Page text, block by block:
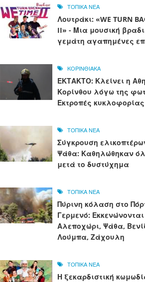
ΤΟΠΙΚΑ ΝΕΑ
Λουτράκι: «WE TURN
II» - Μια μουσική
γεμάτη αγαπημένες
ΚΟΡΙΝΘΙΑΚΑ
ΕΚΤΑΚΤΟ: Κλείνει η
Κορίνθου λόγω της
Εκτροπές κυκλοφορίας
ΤΟΠΙΚΑ ΝΕΑ
Σύγκρουση
Ψάθα: Καθηλώθηκαν
μετά το δυστύχημα
ΤΟΠΙΚΑ ΝΕΑ
Πύρινη κόλαση στο
Γερμενό: Εκκενώνονται
Αλεποχώρι, Ψάθα,
Λούμπα, Ζάχουλη
ΤΟΠΙΚΑ ΝΕΑ
Η ξεκαρδιστική